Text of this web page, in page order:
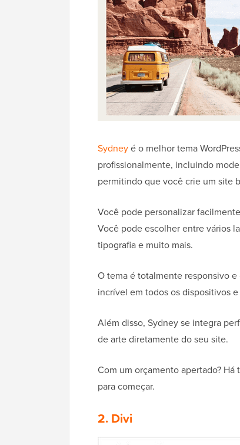
Sydneyé o melhor tema
profissionalmente, incluindo
permitindo que você crie um site
Você pode personalizar
Você pode escolher entre vários
tipografia e muito mais.
O tema é totalmente responsivo
incrível em todos os dispositivos
Além disso, Sydney se integra
de arte diretamente do seu site.
Com um orçamento apertado? Há
para começar.
2. Divi